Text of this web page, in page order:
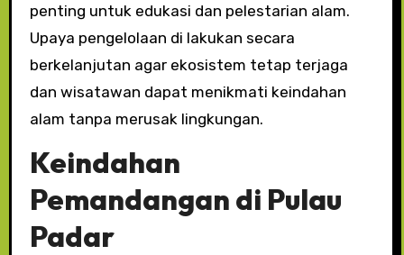
penting untuk edukasi dan pelestarian alam.
Upaya pengelolaan di lakukan secara
berkelanjutan agar ekosistem tetap terjaga
dan wisatawan dapat menikmati keindahan
alam tanpa merusak lingkungan.
Keindahan
Pemandangan di Pulau
Padar